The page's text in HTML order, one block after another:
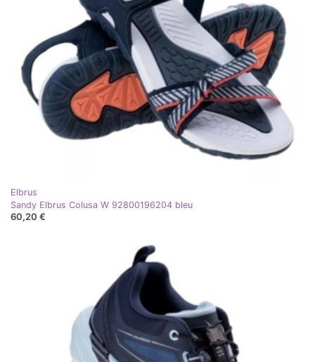
Elbrus
Sandy Elbrus Colusa W 92800196204 bleu
60,20 €